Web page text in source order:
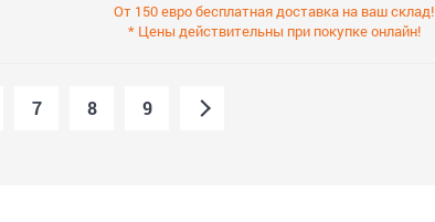
От 150 евро бесплатная доставка на ваш склад!
* Цены действительны при покупке онлайн!
7 8 9